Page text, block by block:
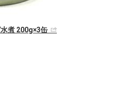
煮 200g×3缶